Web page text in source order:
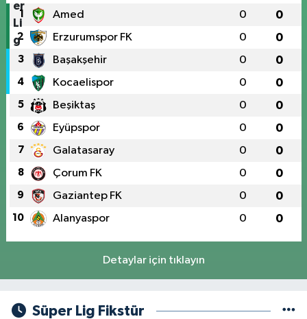
1 Amed 0 0
2 Erzurumspor FK 0 0
3 Başakşehir 0 0
4 Kocaelispor 0 0
5 Beşiktaş 0 0
6 Eyüpspor 0 0
7 Galatasaray 0 0
8 Çorum FK 0 0
9 Gaziantep FK 0 0
10 Alanyaspor 0 0
Detaylar için tıklayın
Süper Lig Fikstür